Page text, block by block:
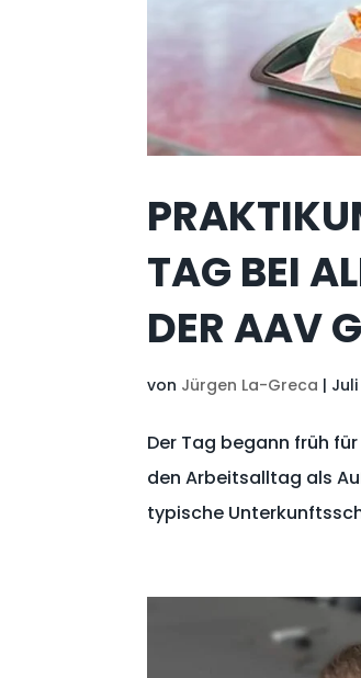
TAG BEI
DER AAV
von Jürgen La-Greca | Juli
Der Tag begann früh
den Arbeitsalltag als
typische